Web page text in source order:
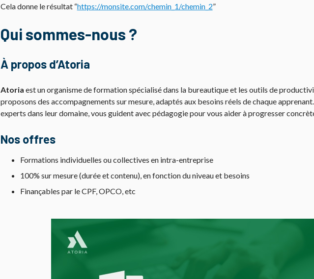
Cela donne le résultat “https://monsite.com/chemin_1/chemin_2”
Qui sommes-nous ?
À propos d’Atoria
Atoria est un organisme de formation spécialisé dans la bureautique et les outils de
proposons des accompagnements sur mesure, adaptés aux besoins réels de chaque
experts dans leur domaine, vous guident avec pédagogie pour vous aider à progresser
Nos offres
Formations individuelles ou collectives en intra-entreprise
100% sur mesure (durée et contenu), en fonction du niveau et besoins
Finançables par le CPF, OPCO, etc